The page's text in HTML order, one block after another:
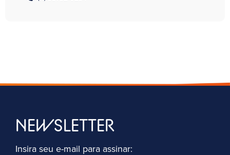
NEWSLETTER
Insira seu e-mail para assinar: